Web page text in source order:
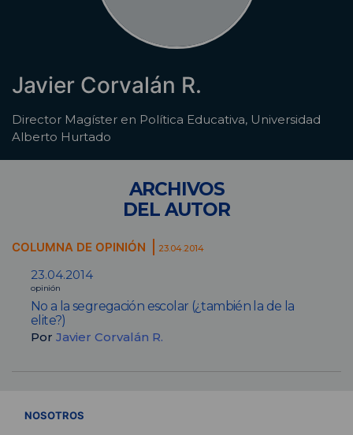
Javier Corvalán R.
Director Magíster en Política Educativa, Universidad
Alberto Hurtado
ARCHIVOS
DEL AUTOR
COLUMNA DE OPINIÓN 23.04.2014
23.04.2014
opinión
No a la segregación escolar (¿también la de la
elite?)
Por Javier Corvalán R.
NOSOTROS